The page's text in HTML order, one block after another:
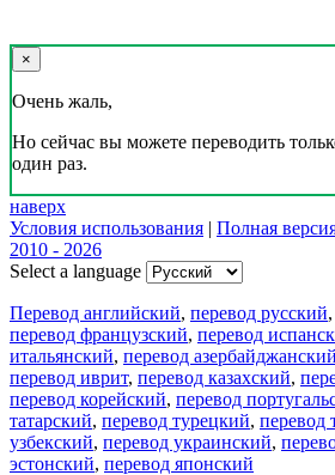
×
Очень жаль,
Но сейчас вы можете переводить
один раз.
наверх
Условия использования | Полная
2010 - 2026
Select a language
Перевод английский, перевод русский,
перевод французский, перевод
итальянский, перевод азербайджанский
перевод иврит, перевод казахский,
перевод корейский, перевод
татарский, перевод турецкий, перевод
узбекский, перевод украинский,
эстонский, перевод японский